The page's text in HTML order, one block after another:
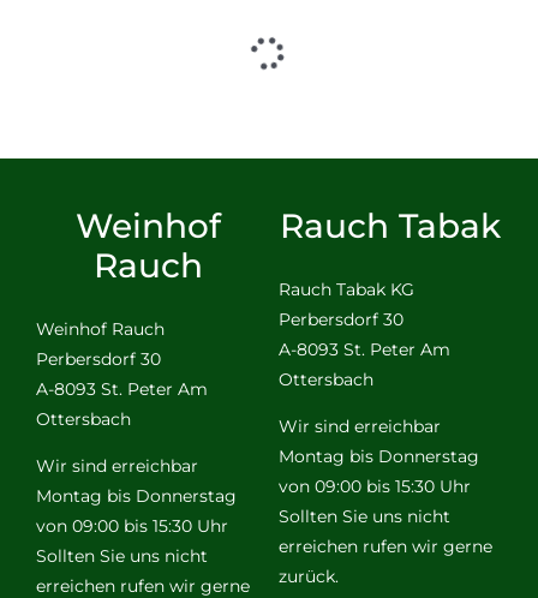
Weinhof
Rauch
Weinhof Rauch
Perbersdorf 30
A-8093 St. Peter Am
Ottersbach
Wir sind erreichbar
Montag bis Donnerstag
von 09:00 bis 15:30 Uhr
Sollten Sie uns nicht
erreichen rufen wir gerne
Rauch Tabak
Rauch Tabak KG
Perbersdorf 30
A-8093 St. Peter Am
Ottersbach
Wir sind erreichbar
Montag bis Donnerstag
von 09:00 bis 15:30 Uhr
Sollten Sie uns nicht
erreichen rufen wir gerne
zurück.